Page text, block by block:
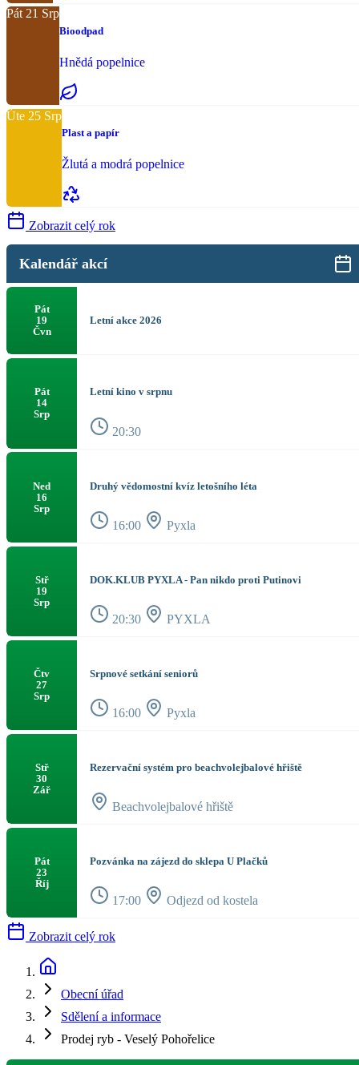
Pát 21 Srp
Bioodpad
Hnědá popelnice
Úte 25 Srp
Plast a papír
Žlutá a modrá popelnice
Zobrazit celý rok
Kalendář akcí
Pát
19
Čvn
Letní akce 2026
Pát
14
Srp
Letní kino v srpnu
20:30
Ned
16
Srp
Druhý vědomostní kvíz letošního léta
16:00 Pyxla
Stř
19
Srp
DOK.KLUB PYXLA - Pan nikdo proti Putinovi
20:30 PYXLA
Čtv
27
Srp
Srpnové setkání seniorů
16:00 Pyxla
Stř
30
Zář
Rezervační systém pro beachvolejbalové hřiště
Beachvolejbalové hřiště
Pát
23
Říj
Pozvánka na zájezd do sklepa U Plačků
17:00 Odjezd od kostela
Zobrazit celý rok
Obecní úřad
Sdělení a informace
Prodej ryb - Veselý Pohořelice